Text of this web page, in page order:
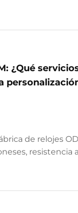
¿Qué
de relojes
resistencia al
completa.
integral.